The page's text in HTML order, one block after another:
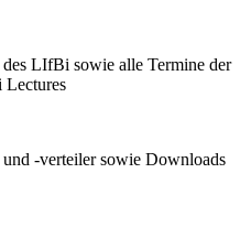
LIfBi sowie alle Termine der
Lectures
-verteiler sowie Downloads